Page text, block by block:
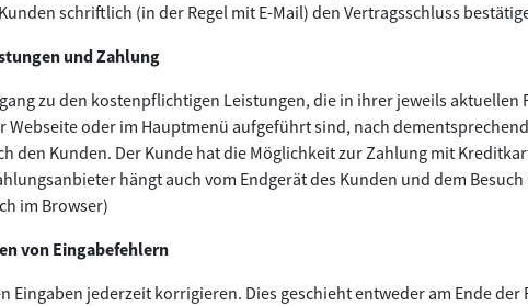
schriftlich (in der Regel mit E-Mail) den Vertragsschluss
und Zahlung
zu den kostenpflichtigen Leistungen, die in ihrer jeweils
Webseite oder im Hauptmenü aufgeführt sind, nach
den Kunden. Der Kunde hat die Möglichkeit zur Zahlung mit
hängt auch vom Endgerät des Kunden und dem
im Browser)
von Eingabefehlern
Eingaben jederzeit korrigieren. Dies geschieht entweder am Ende